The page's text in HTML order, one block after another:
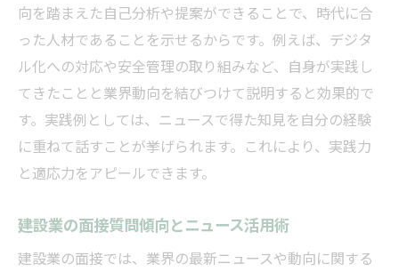
向を踏まえた自己分析や提案ができることで、時代に合
った人材であることを示せるからです。例えば、デジタ
ル化への対応や安全管理の取り組みなど、自身が実践し
てきたことと業界動向を結びつけて説明すると効果的で
す。実践例としては、ニュースで得た知見を自分の経験
に重ねて話すことが挙げられます。これにより、実践力
と適応力をアピールできます。
建設業の面接質問傾向とニュース活用術
建設業の面接では、業界の最新ニュースや動向に関する